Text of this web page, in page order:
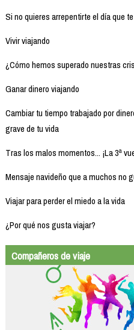
Si no quieres arrepentirte el día que
Vivir viajando
¿Cómo hemos superado nuestras
Ganar dinero viajando
Cambiar tu tiempo trabajado por
grave de tu vida
Tras los malos momentos... ¡La 3ª
Mensaje navideño que a muchos no
Viajar para perder el miedo a la vida
¿Por qué nos gusta viajar?
Compañeros de viaje